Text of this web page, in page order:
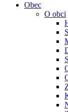
Obec
O obci